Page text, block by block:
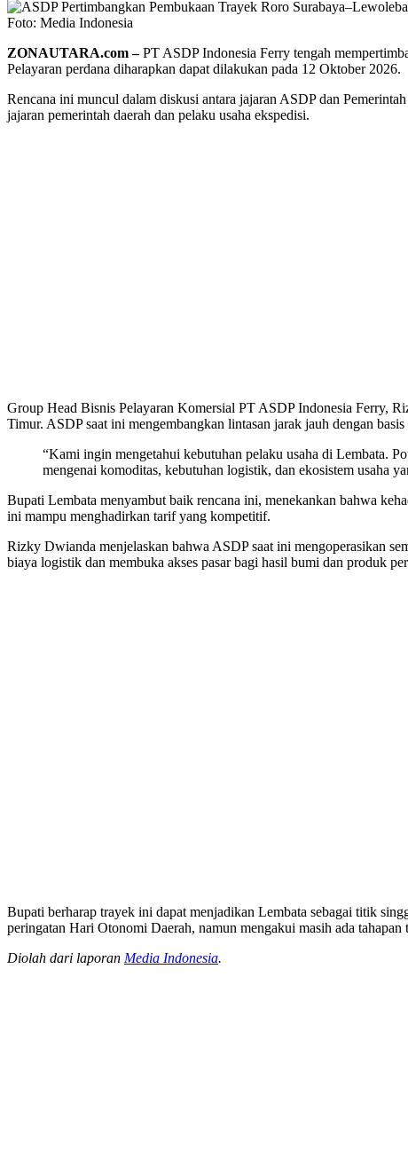
Foto: Media Indonesia
ZONAUTARA.com –PT ASDP Indonesia Ferry tengah
Pelayaran perdana diharapkan dapat dilakukan pada 12 Oktober 2026.
Rencana ini muncul dalam diskusi antara jajaran ASDP dan
jajaran pemerintah daerah dan pelaku usaha ekspedisi.
Group Head Bisnis Pelayaran Komersial PT ASDP Indonesia Ferry,
Timur. ASDP saat ini mengembangkan lintasan jarak jauh dengan
“Kami ingin mengetahui kebutuhan pelaku usaha di Lembata.
mengenai komoditas, kebutuhan logistik, dan ekosistem usaha
Bupati Lembata menyambut baik rencana ini, menekankan bahwa
ini mampu menghadirkan tarif yang kompetitif.
Rizky Dwianda menjelaskan bahwa ASDP saat ini mengoperasikan
biaya logistik dan membuka akses pasar bagi hasil bumi dan produk
Bupati berharap trayek ini dapat menjadikan Lembata sebagai titik
peringatan Hari Otonomi Daerah, namun mengakui masih ada tahapan
Diolah dari laporan Media Indonesia.